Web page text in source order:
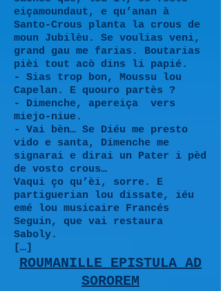
eiçamoundaut, e qu’anan à
Santo-Crous planta la crous de
moun Jubilèu. Se voulias veni,
grand gau me farias. Boutarias
pièi tout acò dins li papié.
- Sias trop bon, Moussu lou
Capelan. E quouro partès ?
- Dimenche, apereiça vers
miejo-niue.
- Vai bèn… Se Diéu me presto
vido e santa, Dimenche me
signarai e dirai un Pater i pèd
de vosto crous…
Vaqui ço qu’èi, sorre. E
partiguerian lou dissate, iéu
emé lou musicaire Francés
Seguin, que vai restaura
Saboly.
[…]
ROUMANILLE EPISTULA AD
SOROREM